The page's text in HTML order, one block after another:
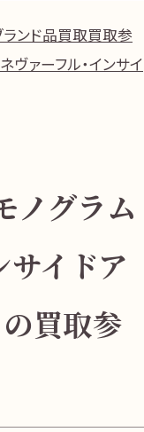
ランド品買取買取参
ヴァーフル・インサイ
ノグラム
イドア
買取参